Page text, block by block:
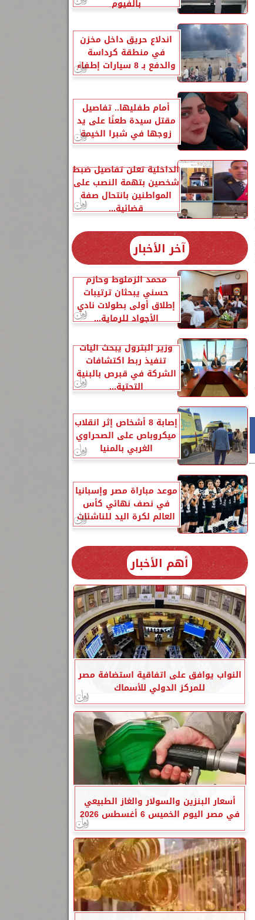
بالفيوم
اندلاع حريق داخل مخزن
في منطقة كرداسة
والدفع بـ 8 سيارات إطفاء
أمام طفليها.. تفاصيل
مقتل سيدة طعنًا على يد
زوجها في شبرا الخيمة
الداخلية تعلن تفاصيل ضبط
شخصين بتهمة النصب على
المواطنين بانتحال صفة
قضائية...
آخر الأخبار
محمد الزملوط وحازم
حسني يبحثان ترتيبات
إطلاق أولى بطولات نادي
الأجواد للرماية...
وزير البترول يبحث آليات
تنفيذ ربط اكتشافات
الشركة في قبرص بالبنية
التحتية...
إصابة 8 أشخاص إثر انقلاب
ميكروباص على الصحراوي
الغربي بالمنيا
موعد مباراة مصر وإسبانيا
في نصف نهائي كأس
العالم لكرة اليد للناشئات
أهم الأخبار
النواب يوافق على اتفاقية استضافة مصر
للمركز الدولي للأسماك
أسعار البنزين والسولار والغاز الطبيعي
في مصر اليوم الخميس 6 أغسطس 2026